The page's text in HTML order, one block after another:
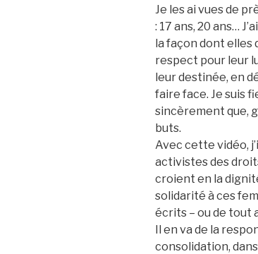
Je les ai vues de
: 17 ans, 20 ans…
la façon dont elles
respect pour leur
leur destinée, en
faire face. Je suis
sincèrement que,
buts.
Avec cette vidéo,
activistes des
croient en la
solidarité à ces
écrits – ou de tout
Il en va de la
consolidation,